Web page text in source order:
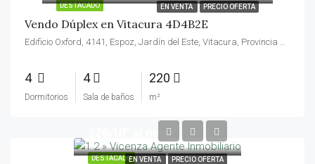
DESTACADO EN VENTA PRECIO OFERTA
Vendo Dúplex en Vitacura 4D4B2E
4
Dormitorios
4
Sala de baños
220
m²
DESTACADOEN VENTA PRECIO OFERTA
$26/UF al mes